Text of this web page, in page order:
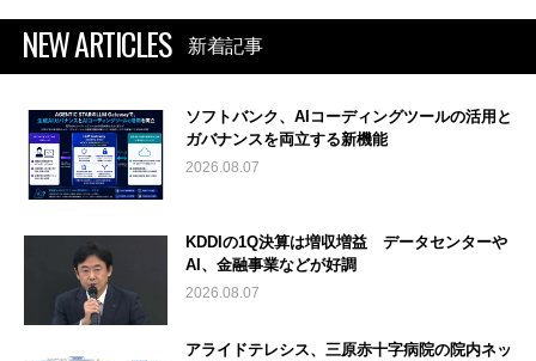
NEW ARTICLES 新着記事
ソフトバンク、AIコーディングツールの活用と
ガバナンスを両立する新機能
2026.08.07
KDDIの1Q決算は増収増益 データセンターや
AI、金融事業などが好調
2026.08.07
アライドテレシス、三原赤十字病院の院内ネッ